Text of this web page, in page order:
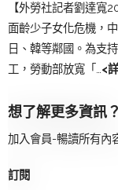
【外勞社記者劉達寬
面齡少子女化危機，
日、韓等鄰國。為支
工，勞動部放寬「… <
想了解更多資訊？
加入會員-暢讀所有內
訂閱